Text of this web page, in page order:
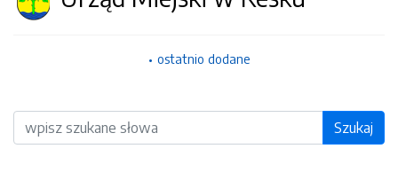
ostatnio dodane
Wyszukiwarka Szukaj